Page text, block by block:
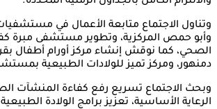
وتناول الاجتماع متابعة الأعمال في
وأبو حمص المركزية، وتطوير مستشفى مبرة كفر
الصحي، كما نوقش إنشاء مركز أورام أطفال
دمنهور، ومركز تميز للولادات الطبيعية
وبحث الاجتماع تسريع رفع كفاءة المنشآت
الرعاية الأساسية، تعزيز برامج الولادة